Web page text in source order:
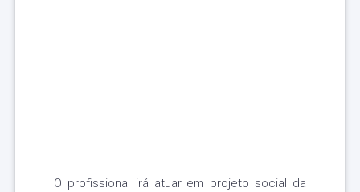
O profissional irá atuar em projeto social da